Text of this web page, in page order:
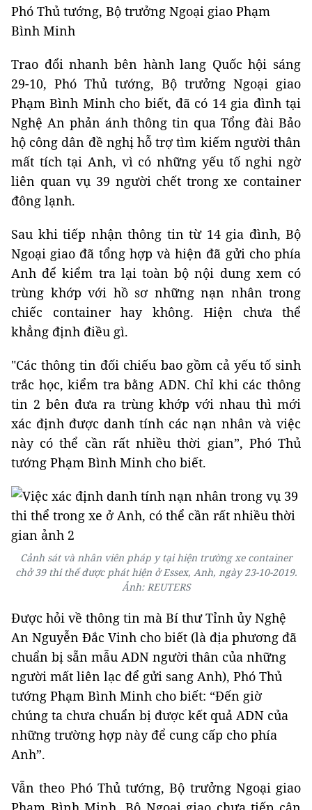
Phó Thủ tướng, Bộ trưởng Ngoại giao Phạm
Bình Minh
Trao đổi nhanh bên hành lang Quốc hội sáng
29-10, Phó Thủ tướng, Bộ trưởng Ngoại giao
Phạm Bình Minh cho biết, đã có 14 gia đình tại
Nghệ An phản ánh thông tin qua Tổng đài Bảo
hộ công dân đề nghị hỗ trợ tìm kiếm người thân
mất tích tại Anh, vì có những yếu tố nghi ngờ
liên quan vụ 39 người chết trong xe container
đông lạnh.
Sau khi tiếp nhận thông tin từ 14 gia đình, Bộ
Ngoại giao đã tổng hợp và hiện đã gửi cho phía
Anh để kiểm tra lại toàn bộ nội dung xem có
trùng khớp với hồ sơ những nạn nhân trong
chiếc container hay không. Hiện chưa thể
khẳng định điều gì.
"Các thông tin đối chiếu bao gồm cả yếu tố sinh
trắc học, kiểm tra bằng ADN. Chỉ khi các thông
tin 2 bên đưa ra trùng khớp với nhau thì mới
xác định được danh tính các nạn nhân và việc
này có thể cần rất nhiều thời gian”, Phó Thủ
tướng Phạm Bình Minh cho biết.
Cảnh sát và nhân viên pháp y tại hiện trường xe container
chở 39 thi thể được phát hiện ở Essex, Anh, ngày 23-10-2019.
Ảnh: REUTERS
Được hỏi về thông tin mà Bí thư Tỉnh ủy Nghệ
An Nguyễn Đắc Vinh cho biết (là địa phương đã
chuẩn bị sẵn mẫu ADN người thân của những
người mất liên lạc để gửi sang Anh), Phó Thủ
tướng Phạm Bình Minh cho biết: “Đến giờ
chúng ta chưa chuẩn bị được kết quả ADN của
những trường hợp này để cung cấp cho phía
Anh”.
Vẫn theo Phó Thủ tướng, Bộ trưởng Ngoại giao